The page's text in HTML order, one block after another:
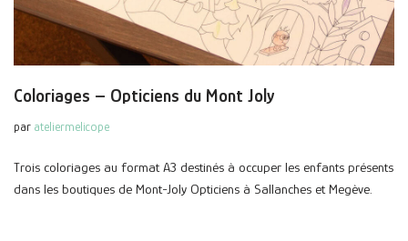
Coloriages – Opticiens du Mont Joly
par ateliermelicope
Trois coloriages au format A3 destinés à occuper les enfants présents
dans les boutiques de Mont-Joly Opticiens à Sallanches et Megève.